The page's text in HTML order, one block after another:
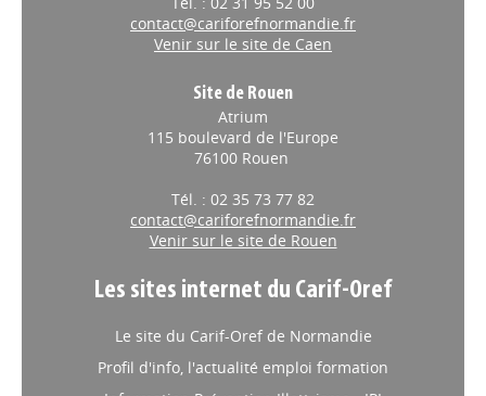
Tél. : 02 31 95 52 00
contact@cariforefnormandie.fr
Venir sur le site de Caen
Site de Rouen
Atrium
115 boulevard de l'Europe
76100 Rouen
Tél. : 02 35 73 77 82
contact@cariforefnormandie.fr
Venir sur le site de Rouen
Les sites internet du Carif-Oref
Le site du Carif-Oref de Normandie
Profil d'info, l'actualité emploi formation